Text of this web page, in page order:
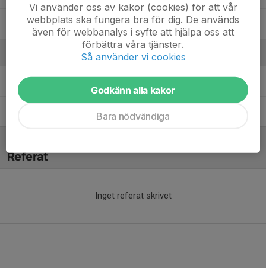
21. Tomas Korkis
Tobias Knutsson Ledare
Referat
Inget referat skrivet
Vi använder oss av kakor (cookies) för att vår
webbplats ska fungera bra för dig. De används
även för webbanalys i syfte att hjälpa oss att
förbättra våra tjänster.
Så använder vi cookies
Godkänn alla kakor
Bara nödvändiga